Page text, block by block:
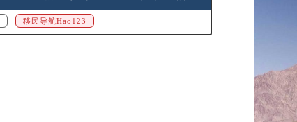
移民导航Hao123